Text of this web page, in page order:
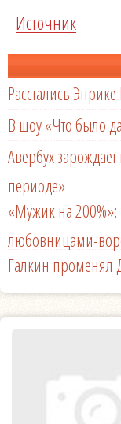
Источник
Расстались
В шоу «Что было
Авербух
периоде»
«Мужик на 200%»:
любовницами-
Галкин променял